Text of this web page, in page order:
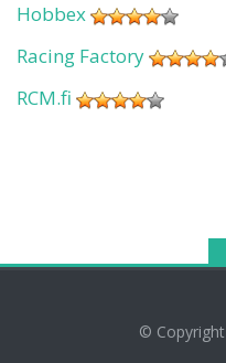
Hobbex
Racing Factory
RCM.fi
©